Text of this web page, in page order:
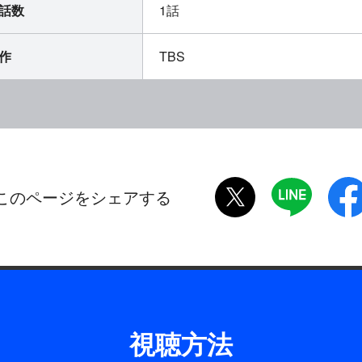
数 1話
TBS
のページをシェアする
twitter LINE
視聴方法